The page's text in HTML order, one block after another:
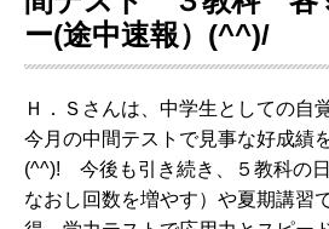
ー(途中速報）(^^)/
Ｈ．Ｓさんは、中学生としての自
今月の中間テストで見事な好成績
(^^)! 今後も引き続き、５教科の
なおし回数を増やす）や夏期講習